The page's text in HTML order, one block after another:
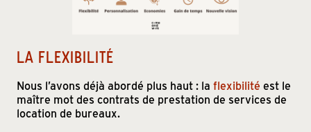
LA FLEXIBILITÉ
Nous l’avons déjà abordé plus haut : la flexibilité est le
maître mot des contrats de prestation de services de
location de bureaux.